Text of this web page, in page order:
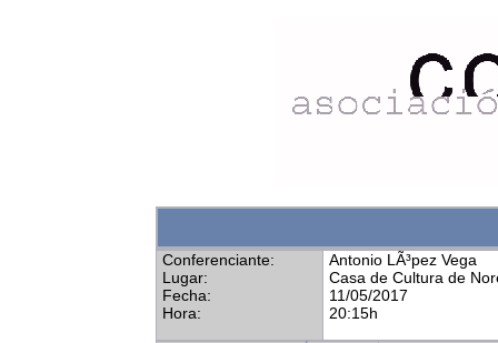
Conferenciante:
Lugar:
Fecha:
Hora:
Antonio LÃ³pez Vega
Casa de Cultura de
11/05/2017
20:15h